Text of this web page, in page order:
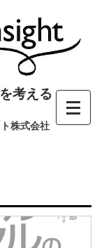
考える
株式会社